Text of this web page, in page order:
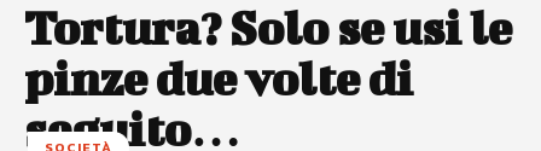
Tortura? Solo se usi le
pinze due volte di
seguito…